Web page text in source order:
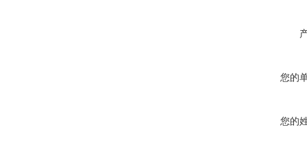
您的
您的